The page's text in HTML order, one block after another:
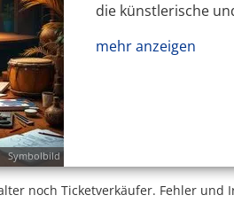
Symbolbild
die künstlerische
mehr anzeigen
noch Ticketverkäufer. Fehler und